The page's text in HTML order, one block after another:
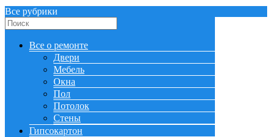
Все рубрики
Все о ремонте
Двери
Мебель
Окна
Пол
Потолок
Стены
Гипсокартон